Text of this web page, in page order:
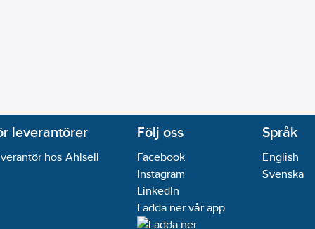
leverantörer
hos Ahlsell
Följ oss
Facebook
Instagram
LinkedIn
Ladda ner vår app
Språk
English
Svenska